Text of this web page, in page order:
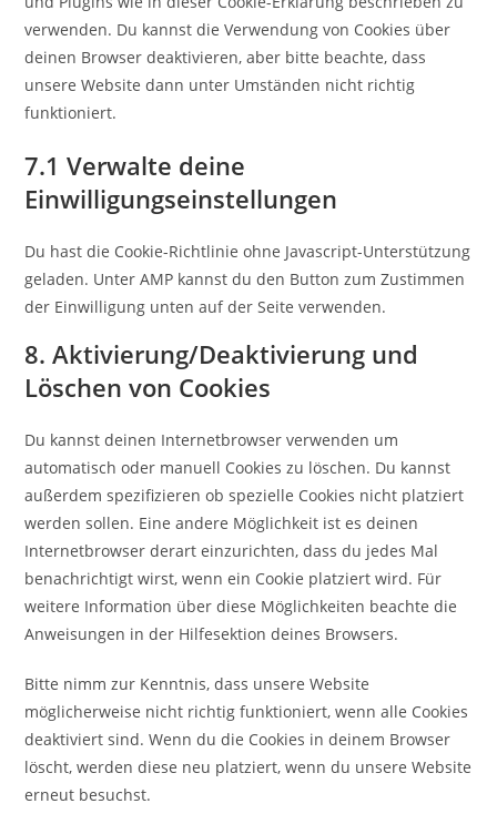
verwenden. Du kannst die Verwendung von Cookies über
deinen Browser deaktivieren, aber bitte beachte, dass
unsere Website dann unter Umständen nicht richtig
funktioniert.
7.1 Verwalte deine
Einwilligungseinstellungen
Du hast die Cookie-Richtlinie ohne Javascript-Unterstützung
geladen. Unter AMP kannst du den Button zum Zustimmen
der Einwilligung unten auf der Seite verwenden.
8. Aktivierung/Deaktivierung und
Löschen von Cookies
Du kannst deinen Internetbrowser verwenden um
automatisch oder manuell Cookies zu löschen. Du kannst
außerdem spezifizieren ob spezielle Cookies nicht platziert
werden sollen. Eine andere Möglichkeit ist es deinen
Internetbrowser derart einzurichten, dass du jedes Mal
benachrichtigt wirst, wenn ein Cookie platziert wird. Für
weitere Information über diese Möglichkeiten beachte die
Anweisungen in der Hilfesektion deines Browsers.
Bitte nimm zur Kenntnis, dass unsere Website
möglicherweise nicht richtig funktioniert, wenn alle Cookies
deaktiviert sind. Wenn du die Cookies in deinem Browser
löscht, werden diese neu platziert, wenn du unsere Website
erneut besuchst.